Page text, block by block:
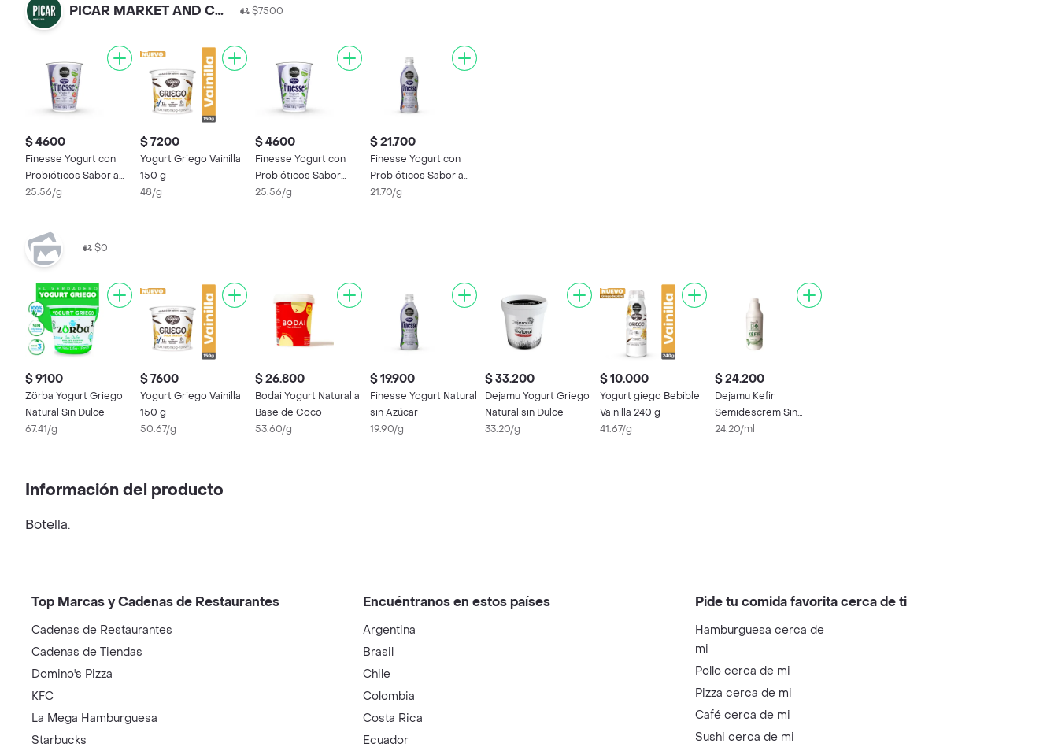
PICAR MARKET AND COFFE $7500
$ 4600
Finesse Yogurt con
Probióticos Sabor a
Fresa
25.56/g
$ 7200
Yogurt Griego Vainilla
150 g
48/g
$ 4600
Finesse Yogurt con
Probióticos Sabor
Natural
25.56/g
$ 21.700
Finesse Yogurt con
Probióticos Sabor a
Melocotón
21.70/g
$0
$ 9100
Zörba Yogurt Griego
Natural Sin Dulce
67.41/g
$ 7600
Yogurt Griego Vainilla
150 g
50.67/g
$ 26.800
Bodai Yogurt Natural a
Base de Coco
53.60/g
$ 19.900
Finesse Yogurt Natural
sin Azúcar
19.90/g
$ 33.200
Dejamu Yogurt Griego
Natural sin Dulce
33.20/g
$ 10.000
Yogurt giego Bebible
Vainilla 240 g
41.67/g
$ 24.200
Dejamu Kefir
Semidescrem Sin
Dulce Natur
24.20/ml
Información del producto
Botella.
Top Marcas y Cadenas de Restaurantes
Cadenas de Restaurantes
Cadenas de Tiendas
Domino's Pizza
KFC
La Mega Hamburguesa
Starbucks
Encuéntranos en estos países
Argentina
Brasil
Chile
Colombia
Costa Rica
Ecuador
Pide tu comida favorita cerca de ti
Hamburguesa cerca de
mi
Pollo cerca de mi
Pizza cerca de mi
Café cerca de mi
Sushi cerca de mi